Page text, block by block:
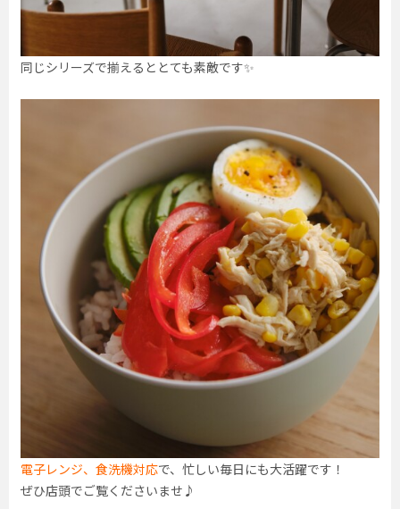
同じシリーズで揃えるととても素敵です✨
電子レンジ、食洗機対応で、忙しい毎日にも大活躍です！
ぜひ店頭でご覧くださいませ♪